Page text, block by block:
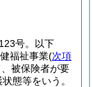
号。以下
福祉事業(次項
、被保険者が要
態等をいう。